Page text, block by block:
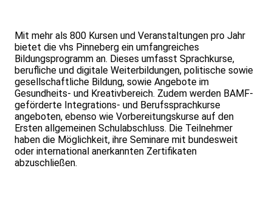
Mit mehr als 800 Kursen und Veranstaltungen pro Jahr
bietet die vhs Pinneberg ein umfangreiches
Bildungsprogramm an. Dieses umfasst Sprachkurse,
berufliche und digitale Weiterbildungen, politische sowie
gesellschaftliche Bildung, sowie Angebote im
Gesundheits- und Kreativbereich. Zudem werden BAMF-
geförderte Integrations- und Berufssprachkurse
angeboten, ebenso wie Vorbereitungskurse auf den
Ersten allgemeinen Schulabschluss. Die Teilnehmer
haben die Möglichkeit, ihre Seminare mit bundesweit
oder international anerkannten Zertifikaten
abzuschließen.